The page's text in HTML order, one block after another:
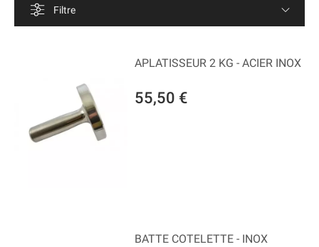
Filtre
55,50 €
APLATISSEUR 2 KG - ACIER INOX
BATTE COTELETTE - INOX